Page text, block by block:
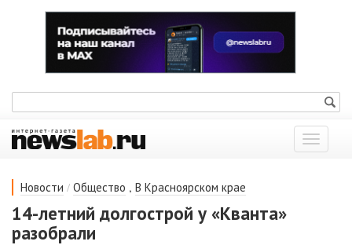
Показать
меню
Новости / Общество , В Красноярском крае
14-летний долгострой у «Кванта»
разобрали